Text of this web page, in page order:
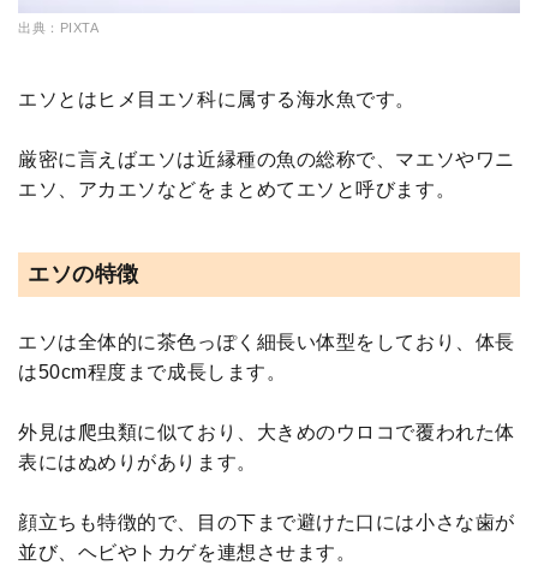
出典：PIXTA
エソとはヒメ目エソ科に属する海水魚です。
厳密に言えばエソは近縁種の魚の総称で、マエソやワニ
エソ、アカエソなどをまとめてエソと呼びます。
エソの特徴
エソは全体的に茶色っぽく細長い体型をしており、体長
は50cm程度まで成長します。
外見は爬虫類に似ており、大きめのウロコで覆われた体
表にはぬめりがあります。
顔立ちも特徴的で、目の下まで避けた口には小さな歯が
並び、ヘビやトカゲを連想させます。